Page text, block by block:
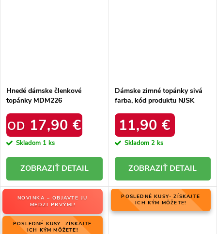
Hnedé dámske členkové
topánky MDM226
OD 17,90 €
Skladom 1 ks
DETAIL
Dámske zimné topánky sivá
farba, kód produktu NJSK
11,90 €
Skladom 2 ks
DETAIL
NOVINKA – OBJAVTE JU
MEDZI PRVÝMI!
POSLEDNÉ KUSY- ZÍSKAJTE
ICH KÝM MÔŽETE!
POSLEDNÉ KUSY- ZÍSKAJTE
ICH KÝM MÔŽETE!